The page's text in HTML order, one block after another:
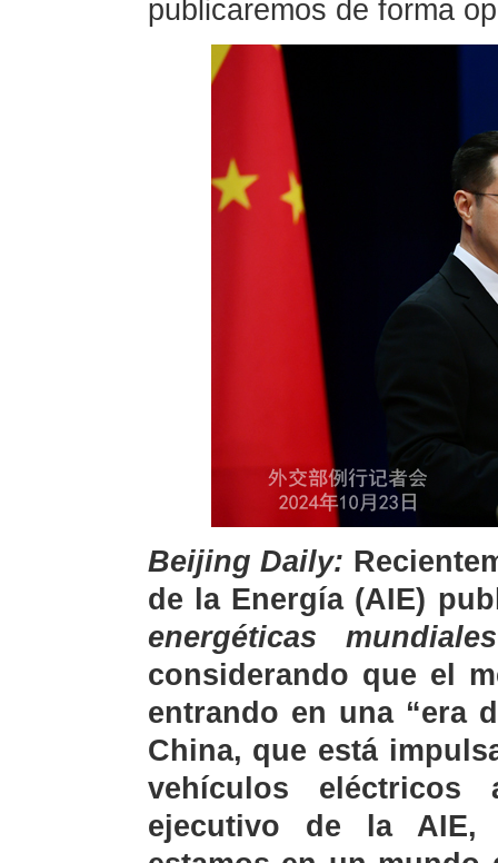
publicaremos de forma
Beijing Daily:
de la Energía (AIE)
energéticas
considerando que el
entrando en una “era
China, que está
vehículos
ejecutivo de la AIE,